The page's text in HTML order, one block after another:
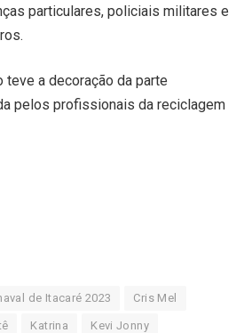
particulares, policiais militares e
teve a decoração da parte
pelos profissionais da reciclagem
de Itacaré 2023 Cris Mel
Katrina Kevi Jonny